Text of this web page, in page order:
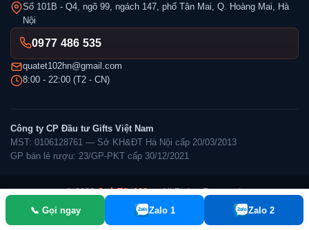
📞 Gọi ngay Zalo 1 Zalo 2
Số 101B - Q4, ngõ 99, ngách 147, phố Tân Mai, Q. Hoàng Mai, Hà
Nội
0977 486 535
quatet102hn@gmail.com
8:00 - 22:00 (T2 - CN)
Công ty CP Đầu tư Gifts Việt Nam
MST: 0106128761 — Sở KH&ĐT Hà Nội cấp 20/03/2013
GP bán lẻ rượu: 23/GP-PKT cấp 30/12/2021
© 2026Quà Tết 102— All Rights Reserved.
✓ Đã thông báo Bộ Công Thương